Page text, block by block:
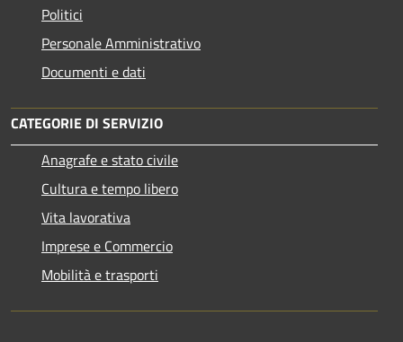
Politici
Personale Amministrativo
Documenti e dati
CATEGORIE DI SERVIZIO
Anagrafe e stato civile
Cultura e tempo libero
Vita lavorativa
Imprese e Commercio
Mobilità e trasporti